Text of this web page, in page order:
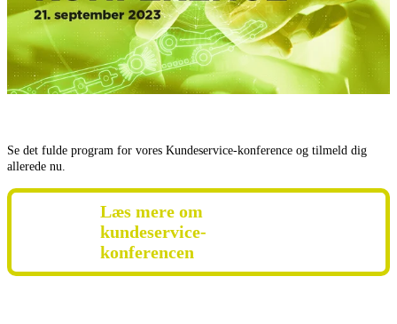
Se det fulde program for vores Kundeservice-konference og tilmeld dig
allerede nu.
Læs mere om
kundeservice-
konferencen